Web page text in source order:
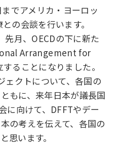
でアメリカ・ヨーロッ
の会談を行います。
先月、OECDの下に新た
Arrangement for
ることになりました。
ェクトについて、各国の
もに、来年日本が議長国
に向けて、DFFTやデー
の考えを伝えて、各国の
思います。